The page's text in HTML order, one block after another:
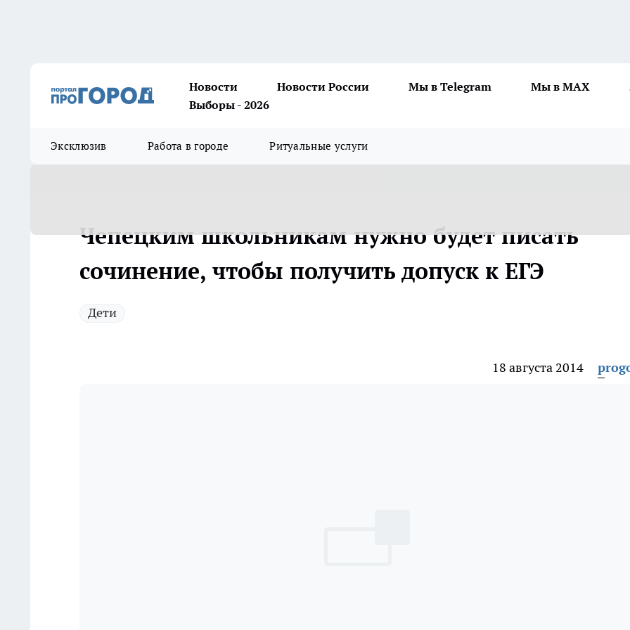
Новости Новости России Мы в Telegram Мы в MAX
Выборы - 2026
Эксклюзив Работа в городе Ритуальные услуги
Чепецким школьникам нужно будет писать
сочинение, чтобы получить допуск к ЕГЭ
Дети
18 августа 2014